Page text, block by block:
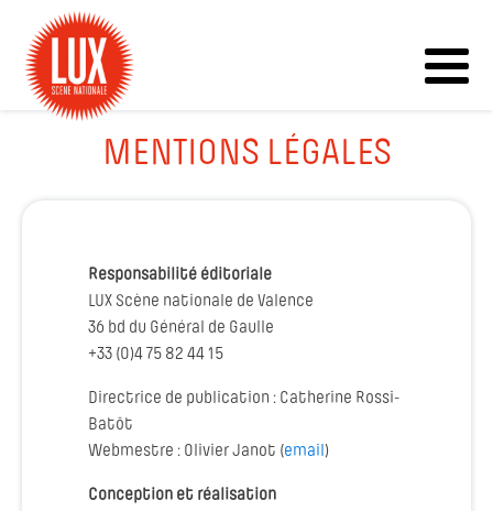
MENTIONS LÉGALES
Responsabilité éditoriale
LUX Scène nationale de Valence
36 bd du Général de Gaulle
+33 (0)4 75 82 44 15
Directrice de publication : Catherine Rossi-
Batôt
Webmestre : Olivier Janot (email )
Conception et réalisation